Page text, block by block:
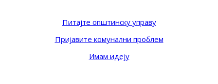
Питајте општинску управу
Пријавите комунални проблем
Имам идеју